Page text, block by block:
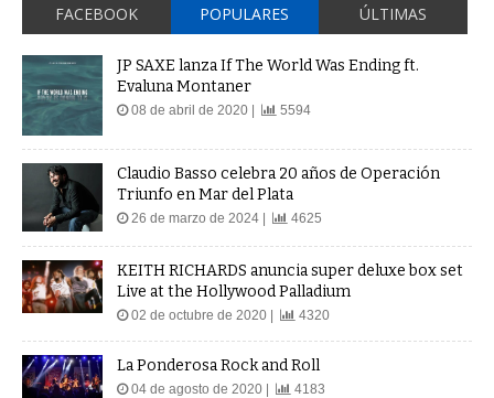
FACEBOOK POPULARES ÚLTIMAS
JP SAXE lanza If The World Was Ending ft.
Evaluna Montaner
08 de abril de 2020 | 5594
Claudio Basso celebra 20 años de Operación
Triunfo en Mar del Plata
26 de marzo de 2024 | 4625
KEITH RICHARDS anuncia super deluxe box set
Live at the Hollywood Palladium
02 de octubre de 2020 | 4320
La Ponderosa Rock and Roll
04 de agosto de 2020 | 4183